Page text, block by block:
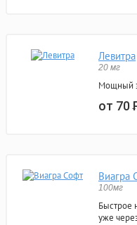
Левитра
20 мг
Мощный
от 70
Виагра
100мг
Быстрое
уже